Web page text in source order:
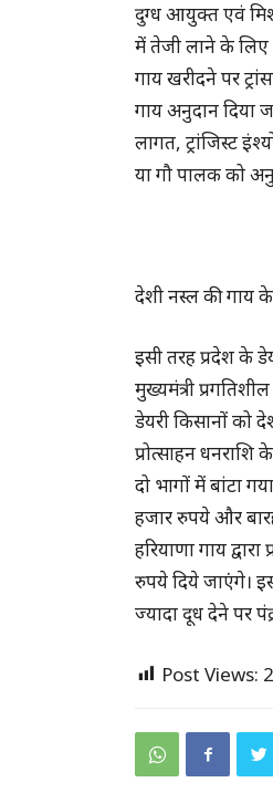
दुग्ध आयुक्त एवं
में तेजी लाने के लिए
गाय खरीदने पर
गाय अनुदान दिया
लागत, ट्रांजिस्ट
या गौ पालक को
देशी नस्ल की गाय
इसी तरह प्रदेश के
मुख्यमंत्री
डेयरी किसानों को
प्रोत्साहन
दो भागों में बांटा
हजार रुपये और
हरियाणा गाय
रुपये दिये जाएंगे।
ज्यादा दूध देने पर
Post Views: